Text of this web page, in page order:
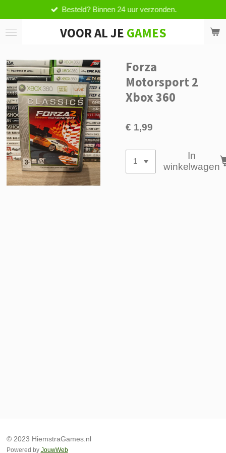
direct
naar
VOOR AL JE GAMES
Besteld? Binnen 24 uur verzonden.
Forza
Motorsport 2
Xbox 360
€ 1,99
In
winkelwagen
© 2023 HiemstraGames.nl
Powered by JouwWeb